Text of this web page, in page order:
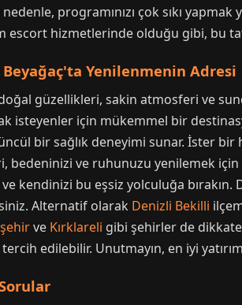
programınızı çok sıkı
escort hizmetlerinde olduğu gibi, bu
Yenilenmenin Adresi
güzellikleri, sakin atmosferi ve
isteyenler için mükemmel bir
bir sağlık deneyimi sunar. İster bir
bedeninizi ve ruhunuzu yenilemek için
kendinizi bu eşsiz yolculuğa bırakın.
Alternatif olarak Denizli Bekilli
ve Kırklareli gibi şehirler de
edilebilir. Unutmayın, en iyi yatırım